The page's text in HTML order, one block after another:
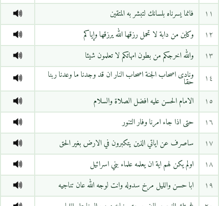
١١
فانما يسرناه بلسانك لتبشر به المتقين
١٢
وكاين من دابة لا تحمل رزقها الله يرزقها وإياكم
١٣
والله اخرجكم من بطون امهاتكم لا تعلمون شيئا
١٤
ونادى اصحاب الجنة اصحاب النار ان قد وجدنا ما وعدنا ربنا
حقا
١٥
الامام الحسن عليه افضل الصلاة والسلام
١٦
حتى اذا جاء امرنا وفار التنور
١٧
ساصرف عن اياتي الذين يتكبرون في الارض بغير الحق
١٨
اولم يكن لهم اية ان يعلمه علماء بني اسرائيل
١٩
ابا حسن والليل مرخ سدوله وانت لوجه الله عان تناجيه